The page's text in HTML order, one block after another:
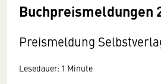
Buchpreismeldungen
Preismeldung
Lesedauer: 1 Minute